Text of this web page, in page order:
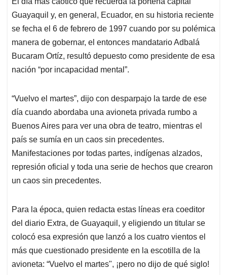
s
A
p
p
b
o
o
k
e
d
I
n
l
a
d
s
Guayaquil y, en general, Ecuador, en su historia reciente
se fecha el 6 de febrero de 1997 cuando por su polémica
manera de gobernar, el entonces mandatario Adbalá
Bucaram Ortíz, resultó depuesto como presidente de esa
nación “por incapacidad mental”.
“Vuelvo el martes”, dijo con desparpajo la tarde de ese
día cuando abordaba una avioneta privada rumbo a
Buenos Aires para ver una obra de teatro, mientras el
país se sumía en un caos sin precedentes.
Manifestaciones por todas partes, indígenas alzados,
represión oficial y toda una serie de hechos que crearon
un caos sin precedentes.
Para la época, quien redacta estas líneas era coeditor
del diario Extra, de Guayaquil, y eligiendo un titular se
colocó esa expresión que lanzó a los cuatro vientos el
más que cuestionado presidente en la escotilla de la
avioneta: “Vuelvo el martes", ¡pero no dijo de qué siglo!